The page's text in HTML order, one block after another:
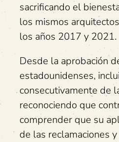
sacrificando el
los mismos
los años 2017 y 2021.
Desde la aprobación
estadounidenses,
consecutivamente de
reconociendo que
comprender que su
de las reclamaciones